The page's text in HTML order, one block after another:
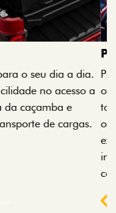
desafio. O Pack
para até 3,5
e overbumper,
reboque, proteção
ainda mais
terreno com